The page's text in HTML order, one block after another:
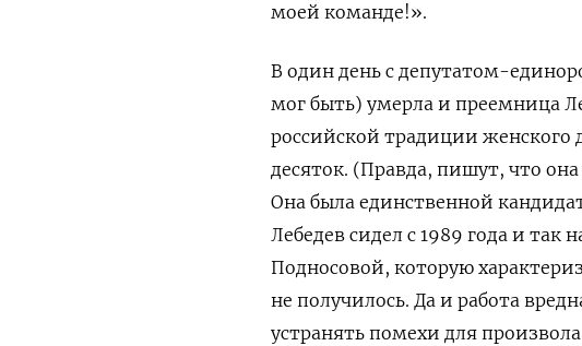
моей команде!».
В один день с депутатом-
мог быть) умерла и преемница
российской традиции женского
десяток. (Правда, пишут, что
Она была единственной
Лебедев сидел с 1989 года и так
Подносовой, которую
не получилось. Да и работа
устранять помехи для